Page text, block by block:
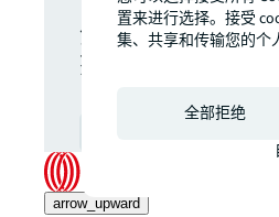
全球商业地产市
态、洞察与机遇
arrow_upward
置来进行选择。接受
集、共享和传输您的个
全部拒绝